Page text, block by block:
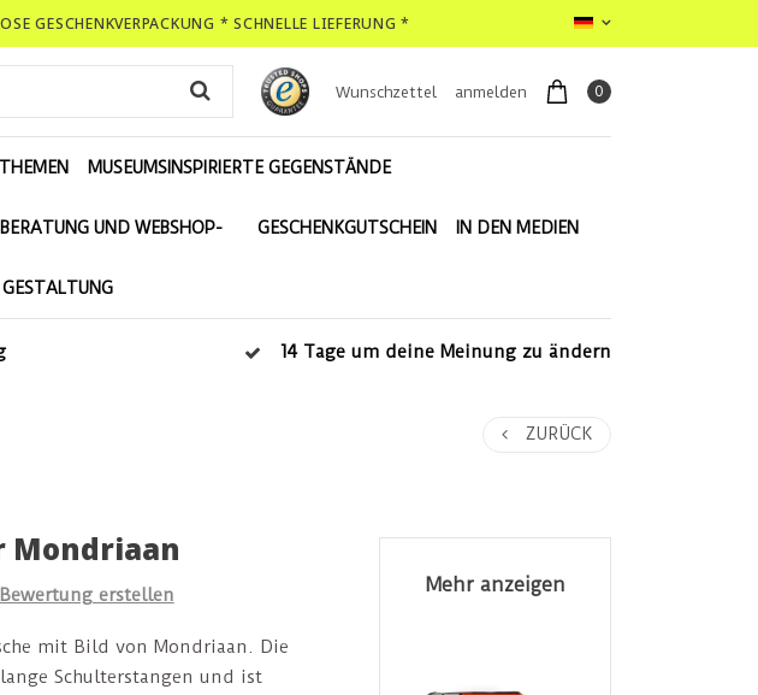
GESCHENKVERPACKUNG * SCHNELLE LIEFERUNG *
Wunschzettel anmelden 0
MUSEUMSINSPIRIERTE GEGENSTÄNDE
UND WEBSHOP-
GESTALTUNG
GESCHENKGUTSCHEIN IN DEN MEDIEN
14 Tage um deine Meinung zu ändern
ZURÜCK
Mondriaan
erstellen
mit Bild von Mondriaan. Die
Schulterstangen und ist
Mehr anzeigen